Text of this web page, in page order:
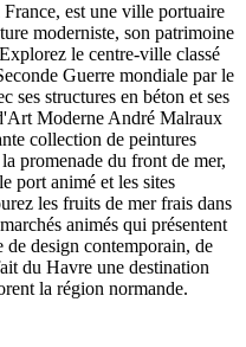
est une ville portuaire
moderniste, son patrimoine
le centre-ville classé
Guerre mondiale par le
ses structures en béton et ses
Moderne André Malraux
collection de peintures
promenade du front de mer,
port animé et les sites
les fruits de mer frais dans
animés qui présentent
de design contemporain, de
du Havre une destination
la région normande.